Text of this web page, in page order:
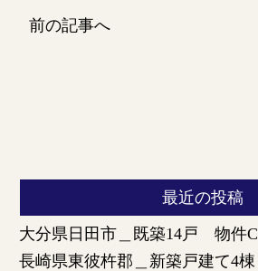
前の記事へ
最近の投稿
大分県日田市＿既築14戸 物件C
長崎県東彼杵郡＿新築戸建て4